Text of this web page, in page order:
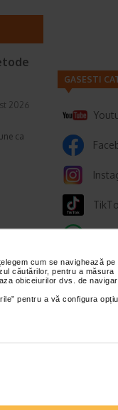
cum se navighează pe
căutărilor, pentru a măsura
obiceiurilor dvs. de
pentru a vă configura
2026
ca
de
GASESTI